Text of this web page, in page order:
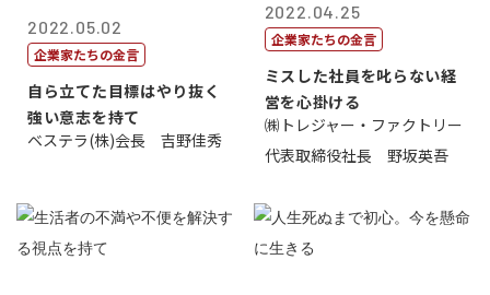
2022.05.02
企業家たちの金言
自ら立てた目標はやり抜く
強い意志を持て
ベステラ(株)会長 吉野佳秀
2022.04.25
企業家たちの金言
ミスした社員を叱らない経
営を心掛ける
㈱トレジャー・ファクトリー
代表取締役社長 野坂英吾